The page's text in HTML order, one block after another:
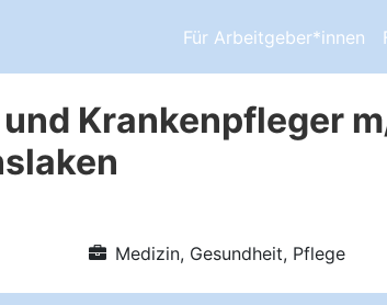
Für Arbeitgeber*innen
Krankenpfleger
Medizin, Gesundheit, Pflege